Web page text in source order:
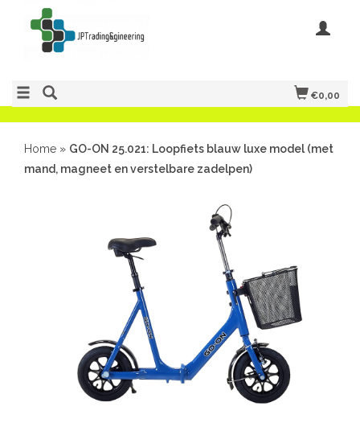
€0,00
Home » GO-ON 25.021: Loopfiets blauw luxe model (met
mand, magneet en verstelbare zadelpen)